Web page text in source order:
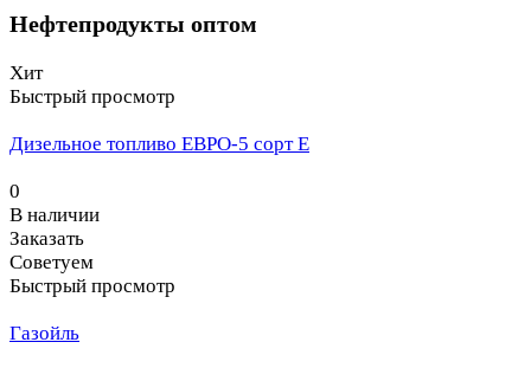
Нефтепродукты оптом
Хит
Быстрый просмотр
Дизельное топливо ЕВРО-5 сорт Е
0
В наличии
Заказать
Советуем
Быстрый просмотр
Газойль